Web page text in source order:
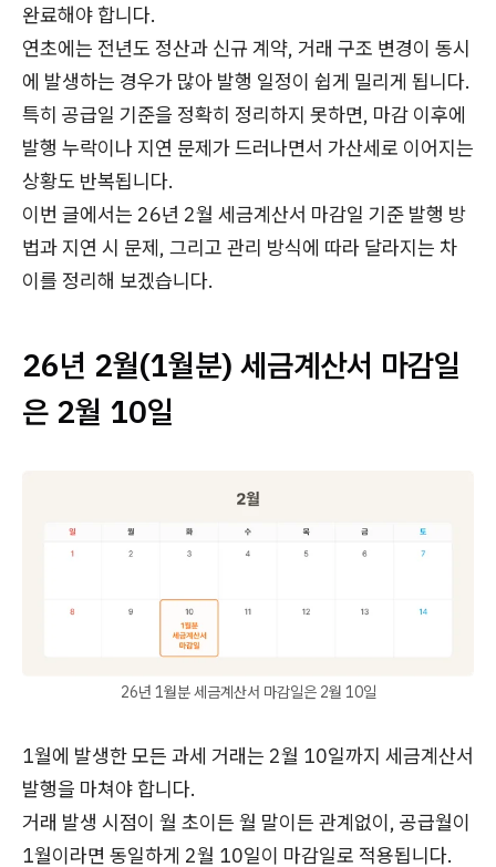
완료해야 합니다.
연초에는 전년도 정산과 신규 계약, 거래 구조 변경이 동시
에 발생하는 경우가 많아 발행 일정이 쉽게 밀리게 됩니다.
특히 공급일 기준을 정확히 정리하지 못하면, 마감 이후에
발행 누락이나 지연 문제가 드러나면서 가산세로 이어지는
상황도 반복됩니다.
이번 글에서는 26년 2월 세금계산서 마감일 기준 발행 방
법과 지연 시 문제, 그리고 관리 방식에 따라 달라지는 차
이를 정리해 보겠습니다.
26년 2월(1월분) 세금계산서 마감일
은 2월 10일
26년 1월분 세금계산서 마감일은 2월 10일
1월에 발생한 모든 과세 거래는 2월 10일까지 세금계산서
발행을 마쳐야 합니다.
거래 발생 시점이 월 초이든 월 말이든 관계없이, 공급월이
1월이라면 동일하게 2월 10일이 마감일로 적용됩니다.